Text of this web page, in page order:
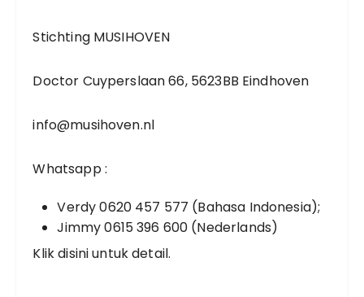
Stichting MUSIHOVEN
Doctor Cuyperslaan 66, 5623BB Eindhoven
info@musihoven.nl
Whatsapp :
Verdy 0620 457 577 (Bahasa Indonesia);
Jimmy 0615 396 600 (Nederlands)
Klik disini untuk detail.